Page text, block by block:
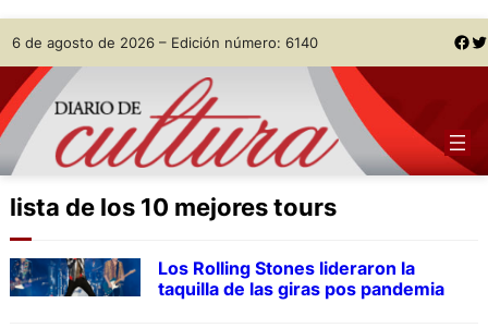
Skip
to
content
6 de agosto de 2026 – Edición número: 6140 Facebook Twitter
lista de los 10 mejores tours
Los Rolling Stones lideraron la
taquilla de las giras pos pandemia